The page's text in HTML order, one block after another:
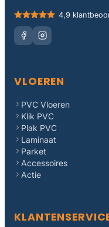
4,9
VLOEREN
PVC Vloeren
Klik PVC
Plak PVC
Laminaat
Parket
Accessoires
Actie